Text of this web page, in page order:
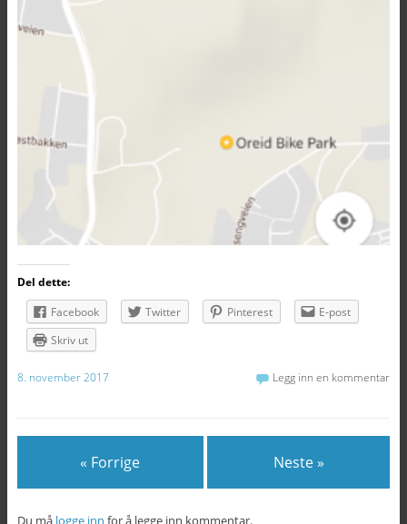
Del dette:
Facebook
Twitter Pinterest
E-post
Skriv ut
8. november 2017 Legg inn en kommentar
« Forrige Neste »
Du må logge inn for å legge inn kommentar.